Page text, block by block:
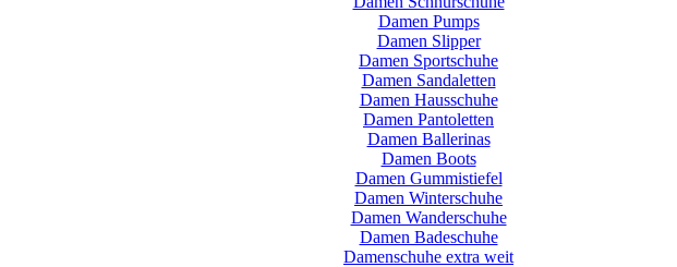
Damen Pumps
Damen Slipper
Damen Sportschuhe
Damen Sandaletten
Damen Hausschuhe
Damen Pantoletten
Damen Ballerinas
Damen Boots
Damen Gummistiefel
Damen Winterschuhe
Damen Wanderschuhe
Damen Badeschuhe
Damenschuhe extra weit